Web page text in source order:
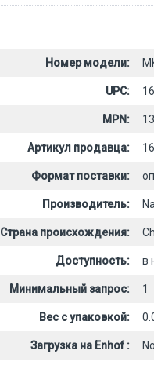
Номер модели:
UPC:
MPN:
Артикул продавца:
Формат поставки:
Производитель:
Страна происхождения:
Доступность: в
Минимальный запрос: 1
Вес с упаковкой:
Загрузка на Enhof :